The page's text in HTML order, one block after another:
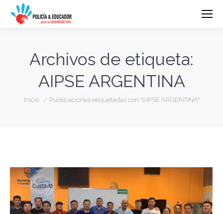
Archivos de etiqueta:
AIPSE ARGENTINA
Estás aquí:
Inicio Publicaciones etiquetadas con "AIPSE ARGENTINA"